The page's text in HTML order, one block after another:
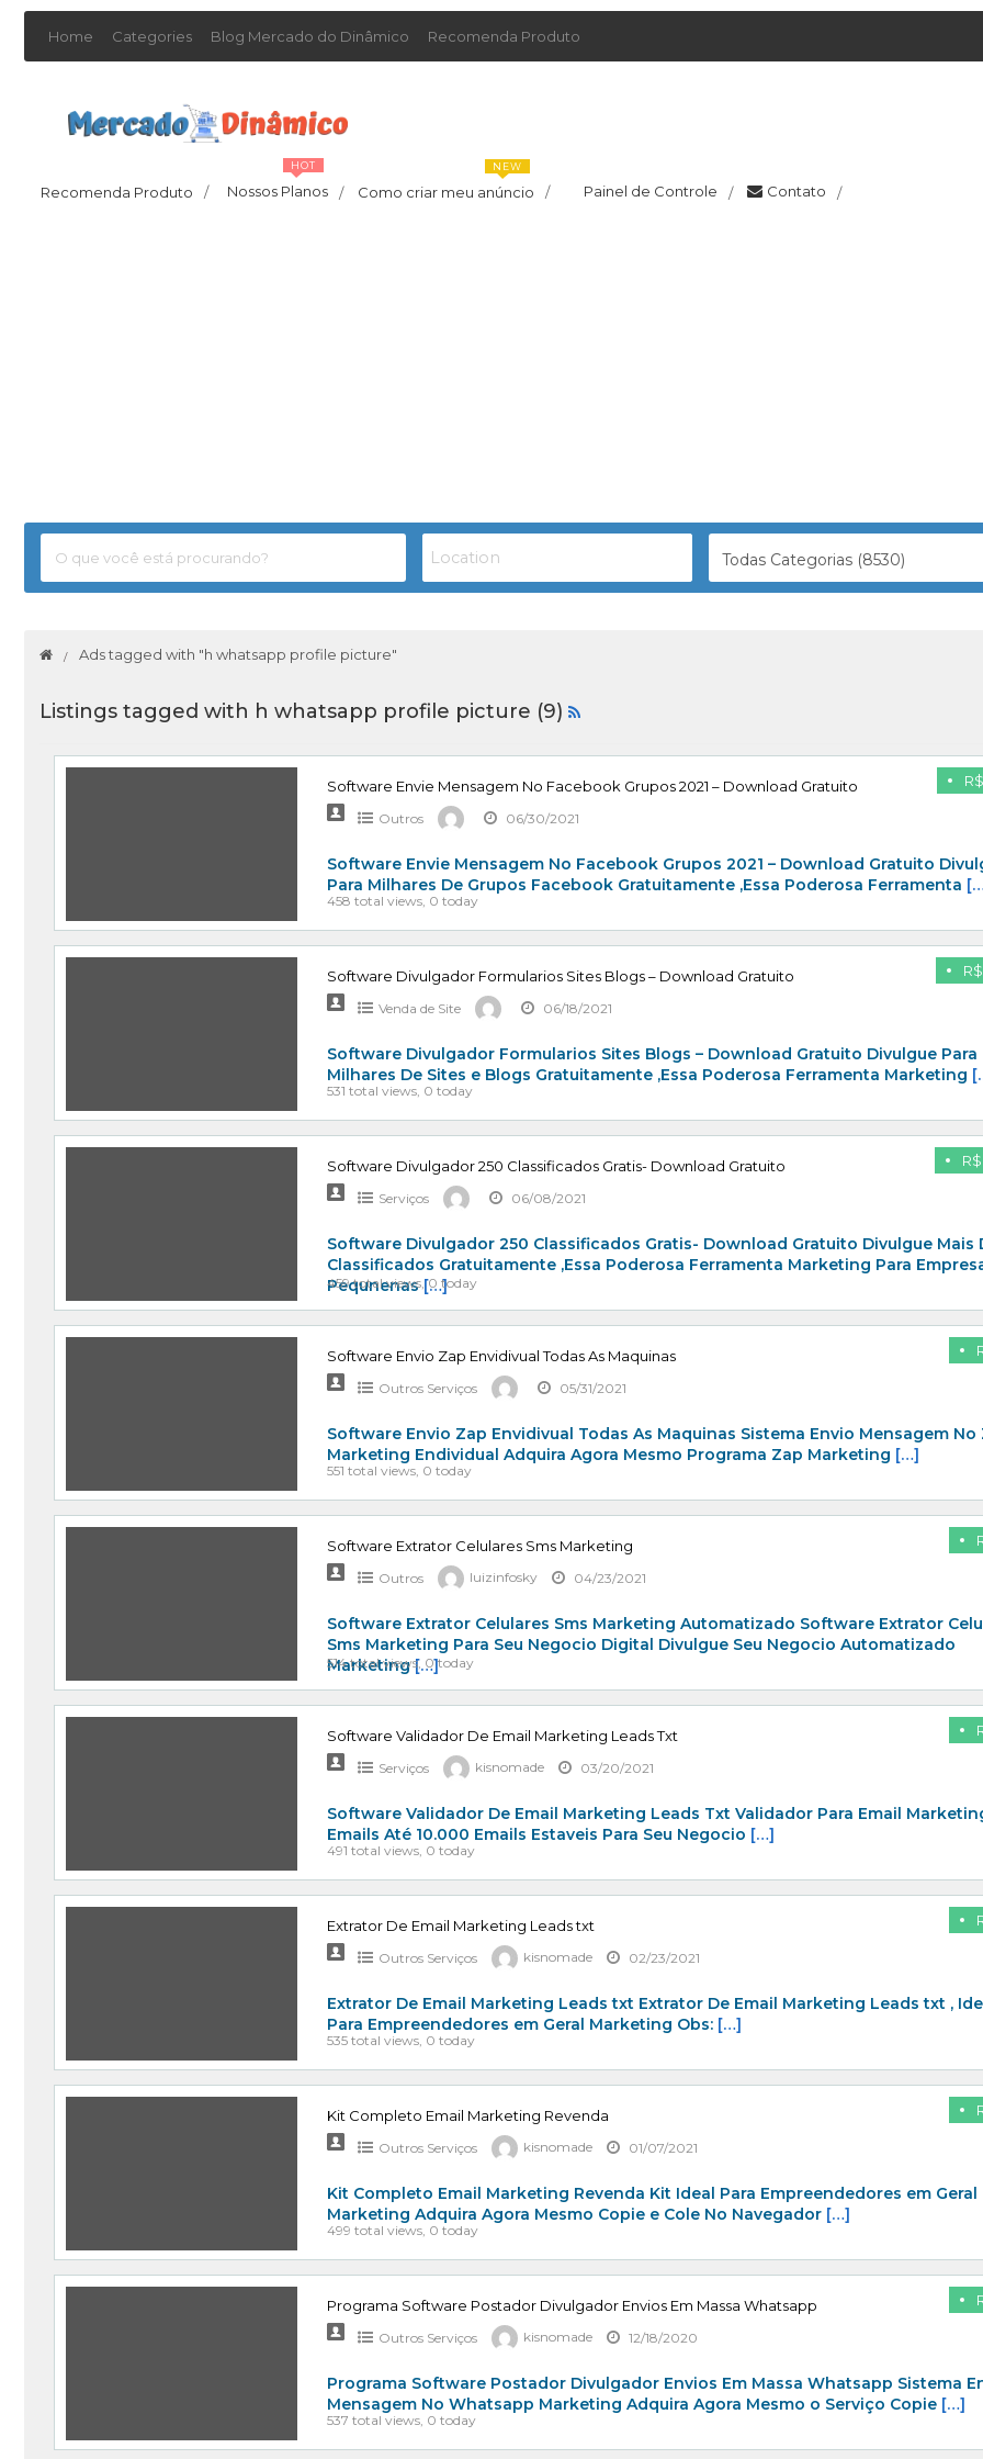
Home Categories Blog Mercado do Dinâmico Recomenda Produto
Recomenda Produto / Nossos Planos /
HOT
Como criar meu anúncio /
NEW
Painel de Controle / Contato /
Todas Categorias (8530)
Ads tagged with "h whatsapp profile picture"
Listings tagged with h whatsapp profile picture (9)
Software Envie Mensagem No Facebook Grupos 2021 – Download Gratuito
Outros 06/30/2021
Software Envie Mensagem No Facebook Grupos 2021 – Download Gratuito
Para Milhares De Grupos Facebook Gratuitamente ,Essa Poderosa Ferramenta
458 total views, 0 today
Software Divulgador Formularios Sites Blogs – Download Gratuito
Venda de Site 06/18/2021
Software Divulgador Formularios Sites Blogs – Download Gratuito Divulgue Para
Milhares De Sites e Blogs Gratuitamente ,Essa Poderosa Ferramenta Marketing
531 total views, 0 today
Software Divulgador 250 Classificados Gratis- Download Gratuito
Serviços 06/08/2021
Software Divulgador 250 Classificados Gratis- Download Gratuito Divulgue Mais
Classificados Gratuitamente ,Essa Poderosa Ferramenta Marketing Para
Pequnenas[…]
459 total views, 0 today
Software Envio Zap Envidivual Todas As Maquinas
Outros Serviços 05/31/2021
Software Envio Zap Envidivual Todas As Maquinas Sistema Envio Mensagem No
Marketing Endividual Adquira Agora Mesmo Programa Zap Marketing […]
551 total views, 0 today
Software Extrator Celulares Sms Marketing
Outros luizinfosky 04/23/2021
Software Extrator Celulares Sms Marketing Automatizado Software Extrator
Sms Marketing Para Seu Negocio Digital Divulgue Seu Negocio Automatizado
Marketing[…]
514 total views, 0 today
Software Validador De Email Marketing Leads Txt
Serviços kisnomade 03/20/2021
Software Validador De Email Marketing Leads Txt Validador Para Email
Emails Até 10.000 Emails Estaveis Para Seu Negocio […]
491 total views, 0 today
Extrator De Email Marketing Leads txt
Outros Serviços kisnomade 02/23/2021
Extrator De Email Marketing Leads txt Extrator De Email Marketing Leads txt ,
Para Empreendedores em Geral Marketing Obs: […]
535 total views, 0 today
Kit Completo Email Marketing Revenda
Outros Serviços kisnomade 01/07/2021
Kit Completo Email Marketing Revenda Kit Ideal Para Empreendedores em Geral
Marketing Adquira Agora Mesmo Copie e Cole No Navegador […]
499 total views, 0 today
Programa Software Postador Divulgador Envios Em Massa Whatsapp
Outros Serviços kisnomade 12/18/2020
Programa Software Postador Divulgador Envios Em Massa Whatsapp Sistema
Mensagem No Whatsapp Marketing Adquira Agora Mesmo o Serviço Copie […]
537 total views, 0 today